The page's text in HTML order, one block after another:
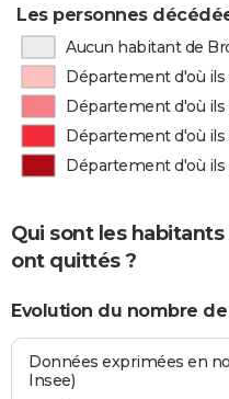
Les personnes
Aucun habitant de
Département d'où
Département d'où
Département d'où
Département d'où
Qui sont les
ont quittés ?
Evolution du nombre
Données exprimées en
Insee)